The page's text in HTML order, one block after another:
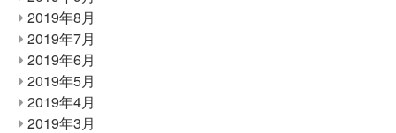
2019年8月
2019年7月
2019年6月
2019年5月
2019年4月
2019年3月